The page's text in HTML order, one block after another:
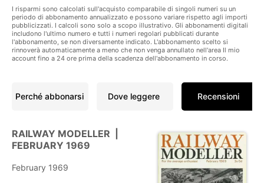
Vedi altre offerte +
Nascondere le offerte extra -
I risparmi sono calcolati sull'acquisto comparabile di singoli numeri su un
periodo di abbonamento annualizzato e possono variare rispetto agli importi
pubblicizzati. I calcoli sono solo a scopo illustrativo. Gli abbonamenti digitali
includono l'ultimo numero e tutti i numeri regolari pubblicati durante
l'abbonamento, se non diversamente indicato. L'abbonamento scelto si
rinnoverà automaticamente a meno che non venga annullato nell'area Il mio
account fino a 24 ore prima della scadenza dell'abbonamento in corso.
Perché abbonarsi Dove leggere Recensioni
RAILWAY MODELLER |
FEBRUARY 1969
February 1969